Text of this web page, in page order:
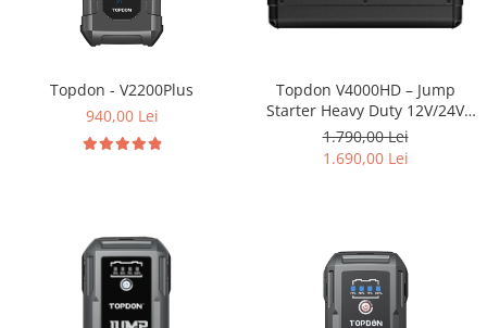
Topdon - V2200Plus
940,00 Lei
Topdon V4000HD – Jump
Starter Heavy Duty 12V/24V
pentru Camioane, TIR și
Autoturisme
1.790,00 Lei
1.690,00 Lei